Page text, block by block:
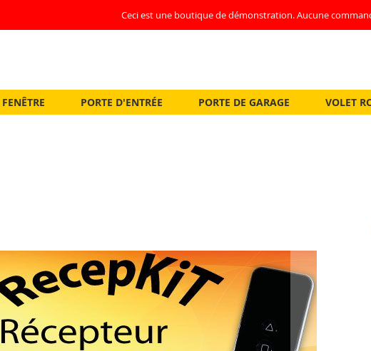
Ceci est une boutique de démonstration. Aucune
FENÊTRE PORTE D'ENTRÉE PORTE DE GARAGE VOLET